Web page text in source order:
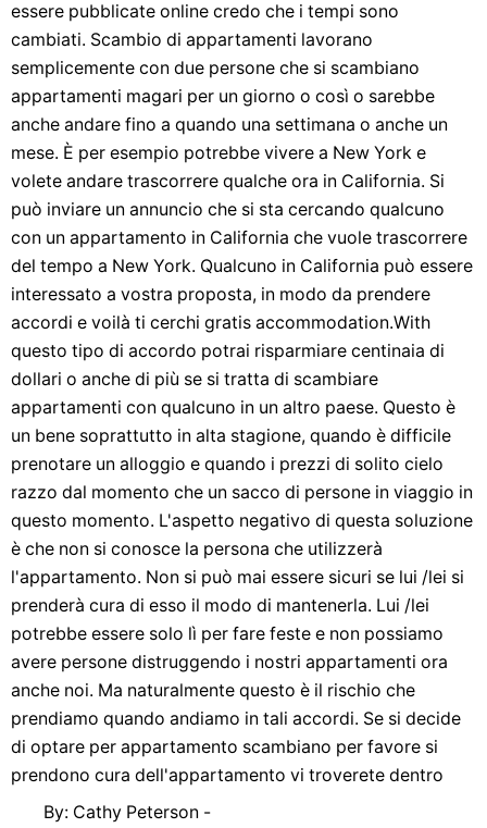
essere pubblicate online credo che i tempi sono
cambiati. Scambio di appartamenti lavorano
semplicemente con due persone che si scambiano
appartamenti magari per un giorno o così o sarebbe
anche andare fino a quando una settimana o anche un
mese. È per esempio potrebbe vivere a New York e
volete andare trascorrere qualche ora in California. Si
può inviare un annuncio che si sta cercando qualcuno
con un appartamento in California che vuole trascorrere
del tempo a New York. Qualcuno in California può essere
interessato a vostra proposta, in modo da prendere
accordi e voilà ti cerchi gratis accommodation.With
questo tipo di accordo potrai risparmiare centinaia di
dollari o anche di più se si tratta di scambiare
appartamenti con qualcuno in un altro paese. Questo è
un bene soprattutto in alta stagione, quando è difficile
prenotare un alloggio e quando i prezzi di solito cielo
razzo dal momento che un sacco di persone in viaggio in
questo momento. L'aspetto negativo di questa soluzione
è che non si conosce la persona che utilizzerà
l'appartamento. Non si può mai essere sicuri se lui /lei si
prenderà cura di esso il modo di mantenerla. Lui /lei
potrebbe essere solo lì per fare feste e non possiamo
avere persone distruggendo i nostri appartamenti ora
anche noi. Ma naturalmente questo è il rischio che
prendiamo quando andiamo in tali accordi. Se si decide
di optare per appartamento scambiano per favore si
prendono cura dell'appartamento vi troverete dentro
By: Cathy Peterson -